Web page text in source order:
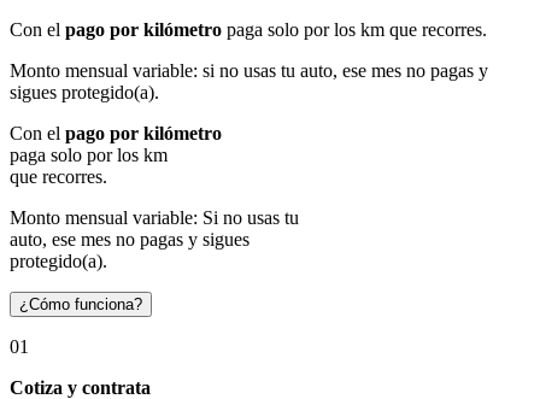
Con el pago por kilómetro paga solo por los km que recorres.
Monto mensual variable: si no usas tu auto, ese mes no pagas y
sigues protegido(a).
Con el pago por kilómetro
paga solo por los km
que recorres.
Monto mensual variable: Si no usas tu
auto, ese mes no pagas y sigues
protegido(a).
¿Cómo funciona?
01
Cotiza y contrata